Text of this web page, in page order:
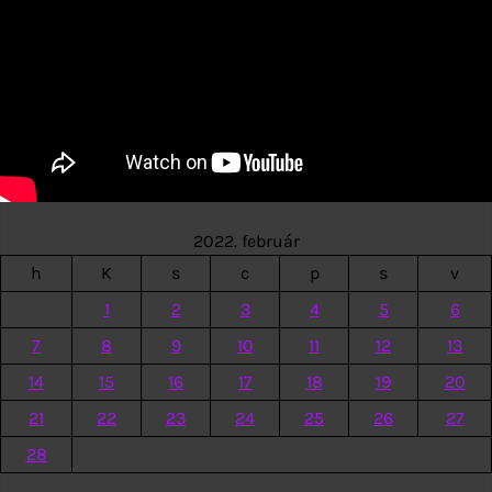
2022. február
h
K s c p s
v
1
2 3 4 5
6
7
8 9 10 11 12
13
14
15 16 17 18 19
20
21
22 23 24 25 26
27
28